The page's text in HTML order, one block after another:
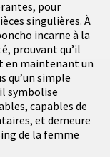
pour
singulières. À
incarne à la
prouvant qu’il
en maintenant un
qu’un simple
symbolise
capables de
et demeure
de la femme